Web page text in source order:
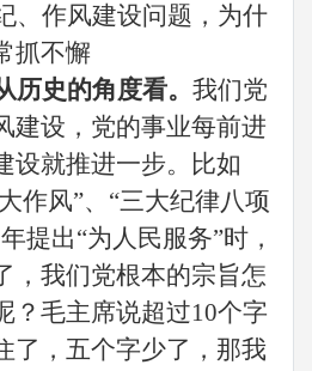
、作风建设问题，为什
抓不懈
历史的角度看。 我们党
建设，党的事业每前进
设就推进一步。比如
作风”、“三大纪律八项
提出“为人民服务”时，
，我们党根本的宗旨怎
？毛主席说超过10个字
了，五个字少了，那我